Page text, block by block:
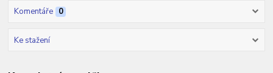
Komentáře 0
Ke stažení